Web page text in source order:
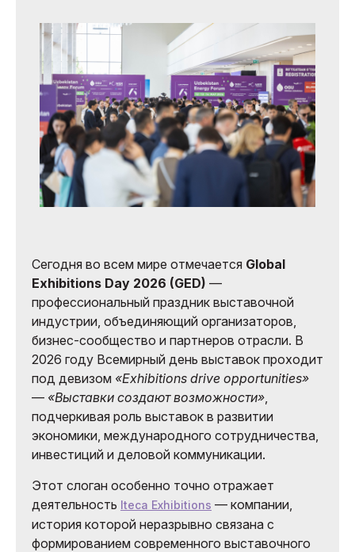
Сегодня во всем мире отмечается Global
Exhibitions Day 2026 (GED) —
профессиональный праздник выставочной
индустрии, объединяющий организаторов,
бизнес-сообщество и партнеров отрасли. В
2026 году Всемирный день выставок проходит
под девизом «Exhibitions drive opportunities»
— «Выставки создают возможности»
подчеркивая роль выставок в развитии
экономики, международного сотрудничества,
инвестиций и деловой коммуникации.
Этот слоган особенно точно отражает
деятельность Iteca Exhibitions — компании,
история которой неразрывно связана с
формированием современного выставочного